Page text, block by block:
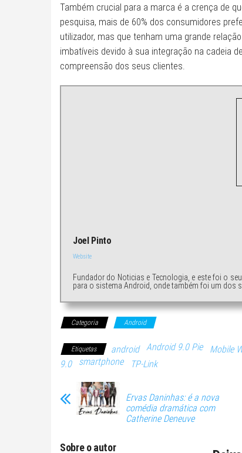
Também crucial para a marca é a crença de
pesquisa, mais de 60% dos consumidores
utilizador, mas que tenham uma grande
imbatíveis devido à sua integração na cadeia
compreensão dos seus clientes.
Joel Pinto
Website
Fundador do Noticias e Tecnologia, e este foi o
para o sistema Android, onde também foi um dos
Categoria Android
Etiquetas android Android 9.0 Pie Mobile
9.0
smartphone TP-Link
Ervas Daninhas: é a nova
comédia dramática com
Catherine Deneuve
Sobre o autor